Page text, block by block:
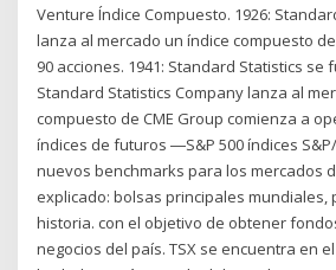
Venture Índice Compuesto. 1926:
lanza al mercado un índice compuesto
90 acciones. 1941: Standard Statistics se
Standard Statistics Company lanza al
compuesto de CME Group comienza a
índices de futuros ―S&P 500 índices
nuevos benchmarks para los mercados
explicado: bolsas principales mundiales,
historia. con el objetivo de obtener
negocios del país. TSX se encuentra en